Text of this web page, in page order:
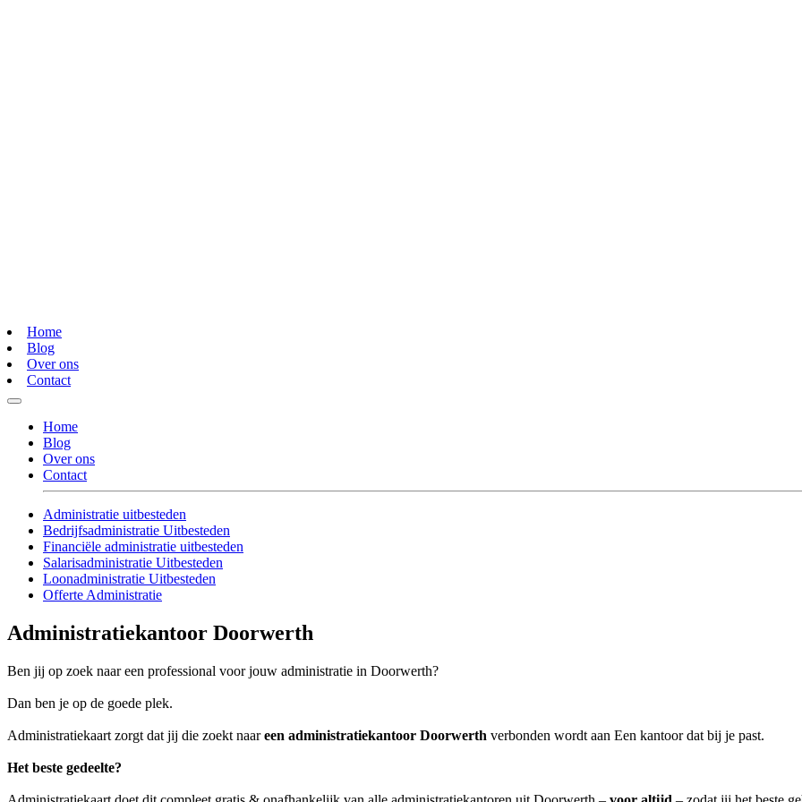
Home
Blog
Over ons
Contact
Home
Blog
Over ons
Contact
Administratie uitbesteden
Bedrijfsadministratie Uitbesteden
Financiële administratie uitbesteden
Salarisadministratie Uitbesteden
Loonadministratie Uitbesteden
Offerte Administratie
Administratiekantoor Doorwerth
Ben jij op zoek naar een professional voor jouw administratie in Doorwerth?
Dan ben je op de goede plek.
Administratiekaart zorgt dat jij die zoekt naareen administratiekantoor Doorwerth verbonden wordt aan Een kantoor dat bij je past.
Het beste gedeelte?